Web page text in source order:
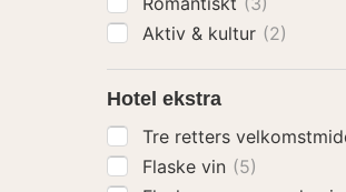
Aktiv & kultur (2)
Hotel ekstra
Tre retters
Flaske vin (5)